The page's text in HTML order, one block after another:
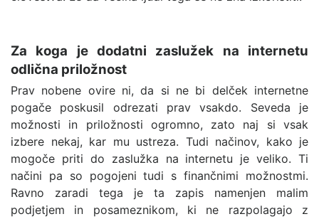
Za koga je dodatni zaslužek na internetu
odlična priložnost
Prav nobene ovire ni, da si ne bi delček internetne
pogače poskusil odrezati prav vsakdo. Seveda je
možnosti in priložnosti ogromno, zato naj si vsak
izbere nekaj, kar mu ustreza. Tudi načinov, kako je
mogoče priti do zaslužka na internetu je veliko. Ti
načini pa so pogojeni tudi s finančnimi možnostmi.
Ravno zaradi tega je ta zapis namenjen malim
podjetjem in posameznikom, ki ne razpolagajo z